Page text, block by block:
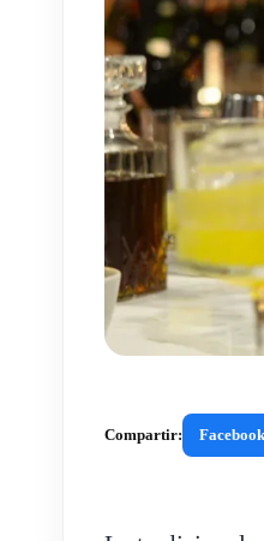
Compartir: Facebook